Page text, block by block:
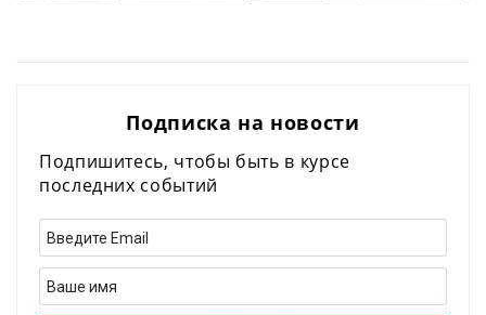
Подписка на новости
Подпишитесь, чтобы быть в курсе
последних событий